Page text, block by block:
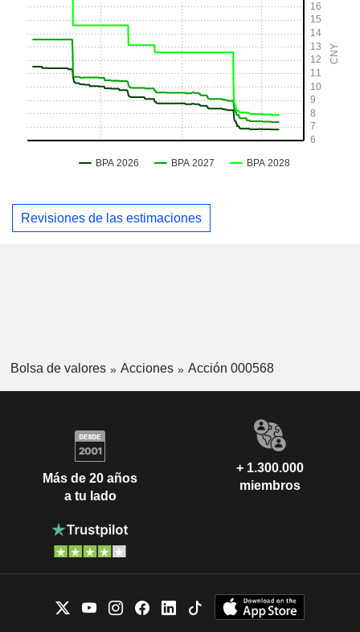
Revisiones de las estimaciones
Bolsa de valores Acciones Acción 000568
Más de 20 años
a tu lado
+ 1.300.000
miembros